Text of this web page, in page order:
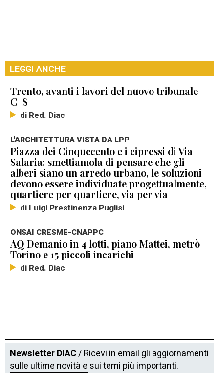
LEGGI ANCHE
Trento, avanti i lavori del nuovo tribunale
C+S
di Red. Diac
L'ARCHITETTURA VISTA DA LPP
Piazza dei Cinquecento e i cipressi di Via
Salaria: smettiamola di pensare che gli
alberi siano un arredo urbano, le soluzioni
devono essere individuate progettualmente,
quartiere per quartiere, via per via
di Luigi Prestinenza Puglisi
ONSAI CRESME-CNAPPC
AQ Demanio in 4 lotti, piano Mattei, metrò
Torino e 15 piccoli incarichi
di Red. Diac
Newsletter DIAC/ Ricevi in email gli aggiornamenti
sulle ultime novità e sui temi più importanti.